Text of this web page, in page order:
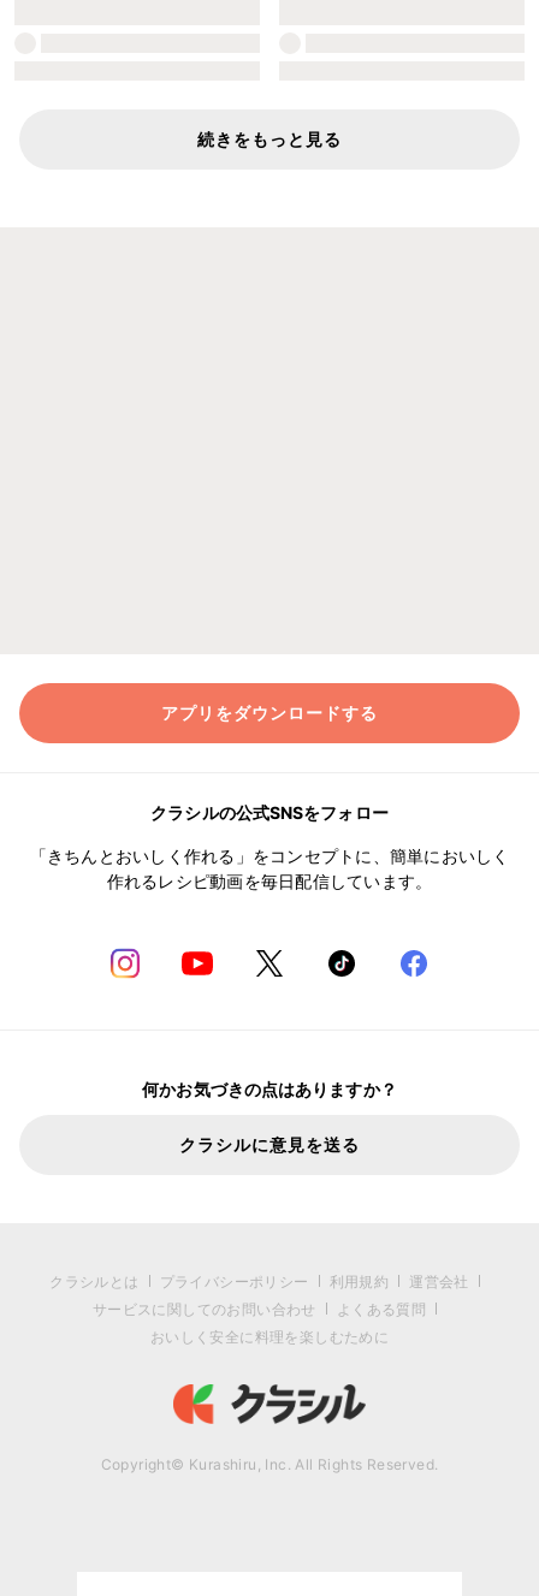
続きをもっと見る
アプリをダウンロードする
クラシルの公式SNSをフォロー
「きちんとおいしく作れる」をコンセプトに、簡単においしく
作れるレシピ動画を毎日配信しています。
何かお気づきの点はありますか？
クラシルに意見を送る
クラシルとは プライバシーポリシー 利用規約
運営会社
サービスに関してのお問い合わせ
よくある質問
おいしく安全に料理を楽しむために
Copyright© Kurashiru, Inc. All Rights Reserved.